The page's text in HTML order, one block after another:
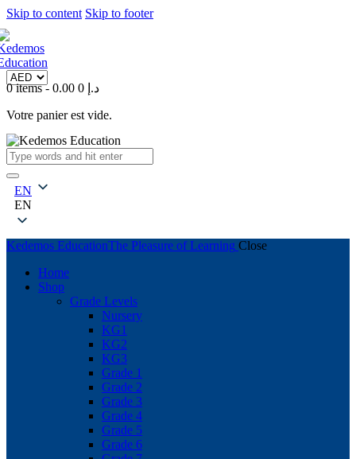
Skip to content Skip to footer
0 items- 0.00 د.إ 0
Votre panier est vide.
EN
EN
Kedemos EducationThe Pleasure of Learning Close
Home
Shop
Grade Levels
Nursery
KG1
KG2
KG3
Grade 1
Grade 2
Grade 3
Grade 4
Grade 5
Grade 6